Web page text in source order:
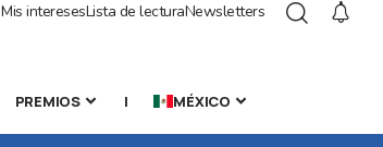
Mis interesesLista de lecturaNewsletters
PREMIOS | MÉXICO